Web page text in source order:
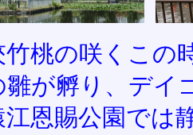
竹桃の咲くこの
雛が孵り、デイ
江恩賜公園では